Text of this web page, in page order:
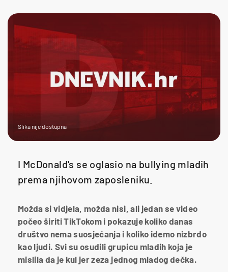
Slika nije dostupna
I McDonald's se oglasio na bullying mladih
prema njihovom zaposleniku.
Možda si vidjela, možda nisi, ali jedan se video
počeo širiti TikTokom i pokazuje koliko danas
društvo nema suosjećanja i koliko idemo nizbrdo
kao ljudi. Svi su osudili grupicu mladih koja je
mislila da je kul jer zeza jednog mladog dečka.